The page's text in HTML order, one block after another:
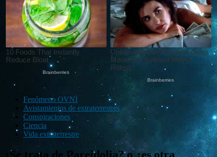
Fenómeno OVNI
Avistamientos de extraterrestres
Conspiraciones
Ciencia
Vida extraterrestre